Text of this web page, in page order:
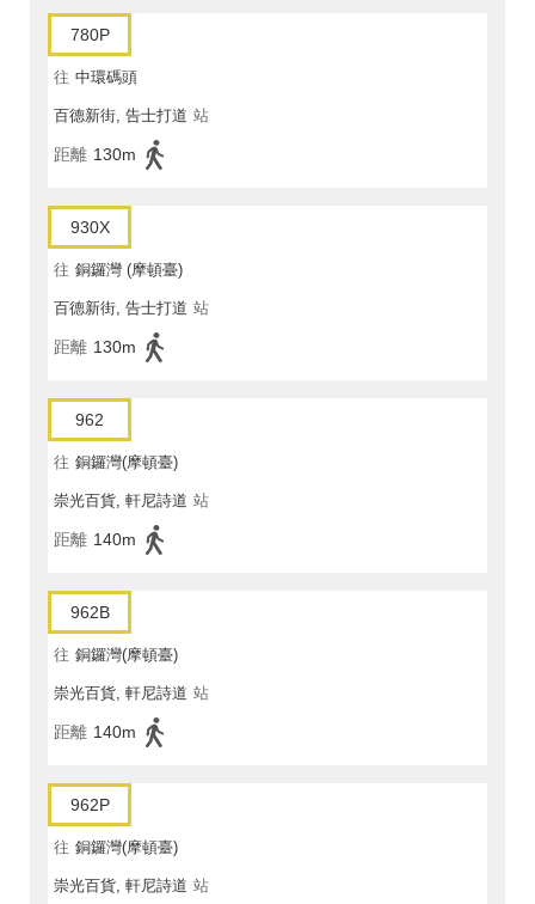
780P
往 中環碼頭
百德新街, 告士打道 站
距離 130m
930X
往 銅鑼灣 (摩頓臺)
百德新街, 告士打道 站
距離 130m
962
往 銅鑼灣(摩頓臺)
崇光百貨, 軒尼詩道 站
距離 140m
962B
往 銅鑼灣(摩頓臺)
崇光百貨, 軒尼詩道 站
距離 140m
962P
往 銅鑼灣(摩頓臺)
崇光百貨, 軒尼詩道 站